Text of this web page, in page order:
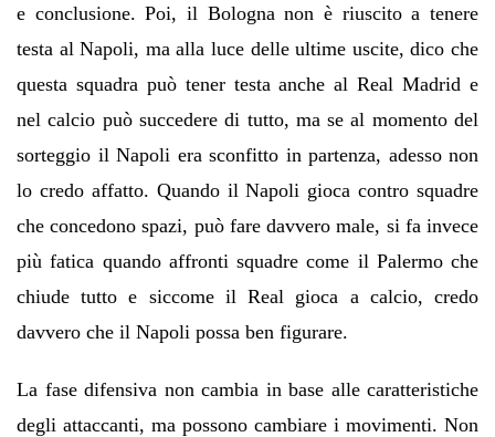
e conclusione. Poi, il Bologna non è riuscito a tenere
testa al Napoli, ma alla luce delle ultime uscite, dico che
questa squadra può tener testa anche al Real Madrid e
nel calcio può succedere di tutto, ma se al momento del
sorteggio il Napoli era sconfitto in partenza, adesso non
lo credo affatto. Quando il Napoli gioca contro squadre
che concedono spazi, può fare davvero male, si fa invece
più fatica quando affronti squadre come il Palermo che
chiude tutto e siccome il Real gioca a calcio, credo
davvero che il Napoli possa ben figurare.
La fase difensiva non cambia in base alle caratteristiche
degli attaccanti, ma possono cambiare i movimenti. Non